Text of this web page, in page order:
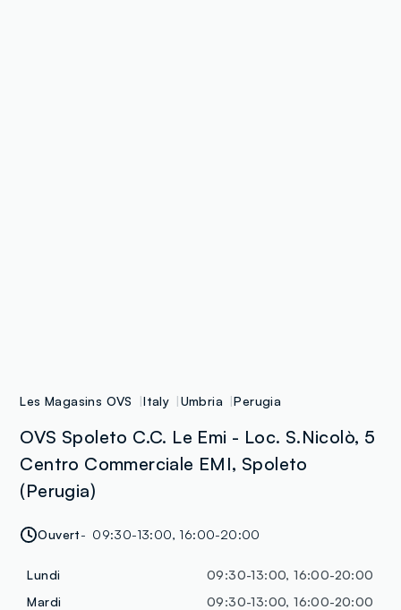
Les Magasins OVS Italy Umbria Perugia
OVS Spoleto C.C. Le Emi - Loc. S.Nicolò, 5
Centro Commerciale EMI, Spoleto
(Perugia)
Ouvert 09:30-13:00, 16:00-20:00
Lundi
09:30-13:00, 16:00-20:00
Mardi
09:30-13:00, 16:00-20:00